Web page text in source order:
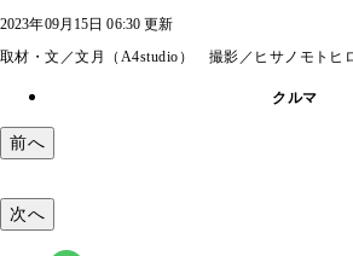
2023年09月15日 06:30 更新
取材・文／文月（A4studio） 撮影／ヒサノモトヒ
クルマ
前へ
次へ